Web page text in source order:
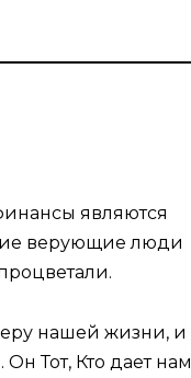
являются
верующие люди
нашей жизни, и
Тот, Кто дает нам